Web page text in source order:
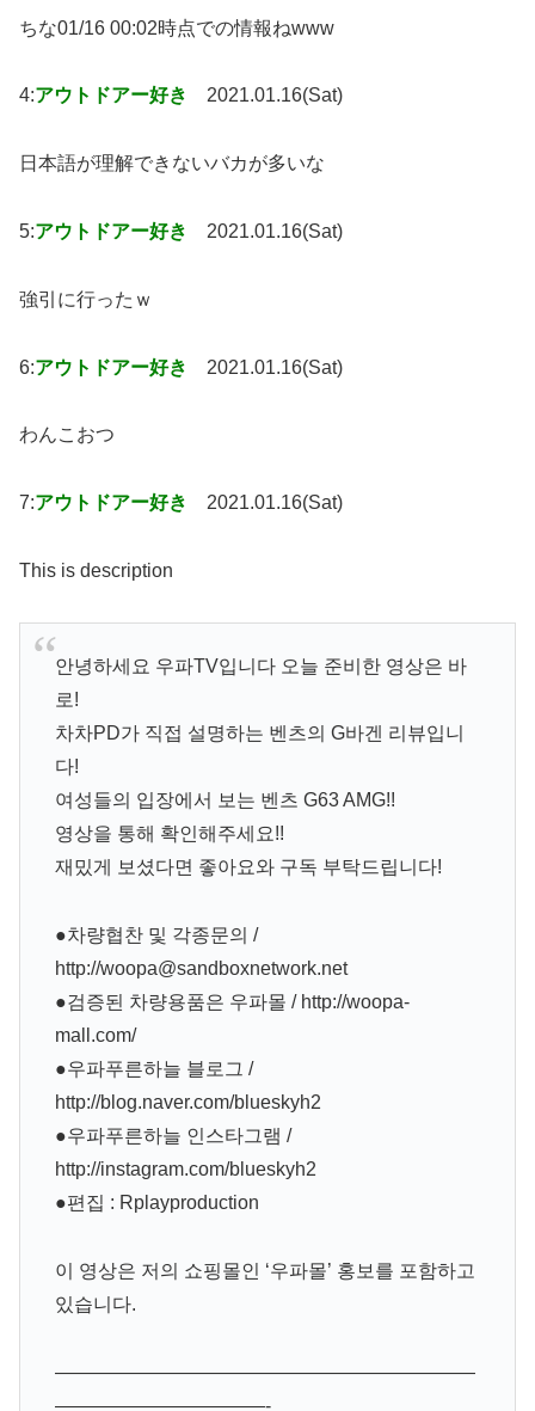
ちな01/16 00:02時点での情報ねwww
4:アウトドアー好き 2021.01.16(Sat)
日本語が理解できないバカが多いな
5:アウトドアー好き 2021.01.16(Sat)
強引に行ったｗ
6:アウトドアー好き 2021.01.16(Sat)
わんこおつ
7:アウトドアー好き 2021.01.16(Sat)
This is description
안녕하세요 우파TV입니다 오늘 준비한 영상은 바
로!
차차PD가 직접 설명하는 벤츠의 G바겐 리뷰입니
다!
여성들의 입장에서 보는 벤츠 G63 AMG!!
영상을 통해 확인해주세요!!
재밌게 보셨다면 좋아요와 구독 부탁드립니다!
●차량협찬 및 각종문의 /
http://woopa@sandboxnetwork.net
●검증된 차량용품은 우파몰 / http://woopa-
mall.com/
●우파푸른하늘 블로그 /
http://blog.naver.com/blueskyh2
●우파푸른하늘 인스타그램 /
http://instagram.com/blueskyh2
●편집 : Rplayproduction
이 영상은 저의 쇼핑몰인 ‘우파몰’ 홍보를 포함하고
있습니다.
——————————————————————
———————————-